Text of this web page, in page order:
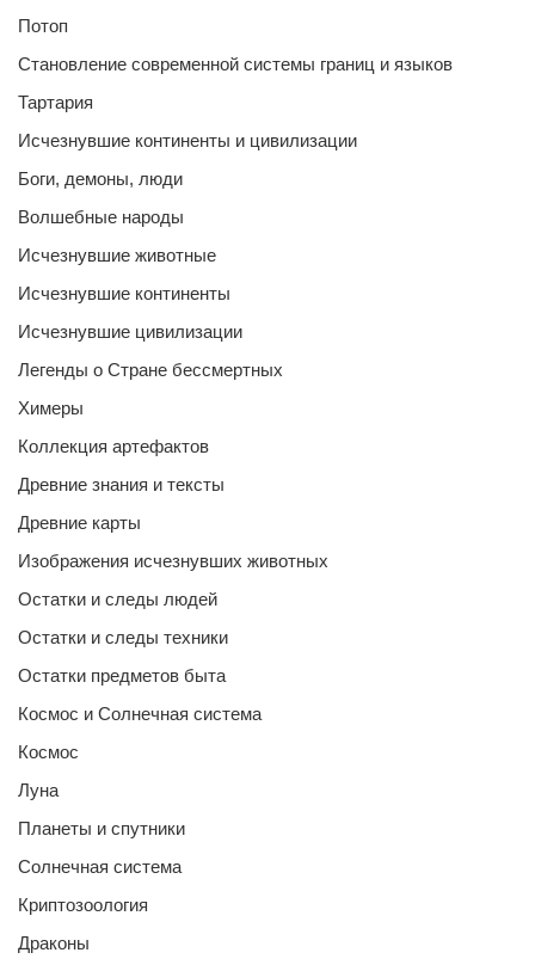
Потоп
Становление современной системы границ и языков
Тартария
Исчезнувшие континенты и цивилизации
Боги, демоны, люди
Волшебные народы
Исчезнувшие животные
Исчезнувшие континенты
Исчезнувшие цивилизации
Легенды о Стране бессмертных
Химеры
Коллекция артефактов
Древние знания и тексты
Древние карты
Изображения исчезнувших животных
Остатки и следы людей
Остатки и следы техники
Остатки предметов быта
Космос и Солнечная система
Космос
Луна
Планеты и спутники
Солнечная система
Криптозоология
Драконы